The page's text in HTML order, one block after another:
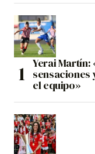
Yerai Martín:
sensaciones
el equipo»